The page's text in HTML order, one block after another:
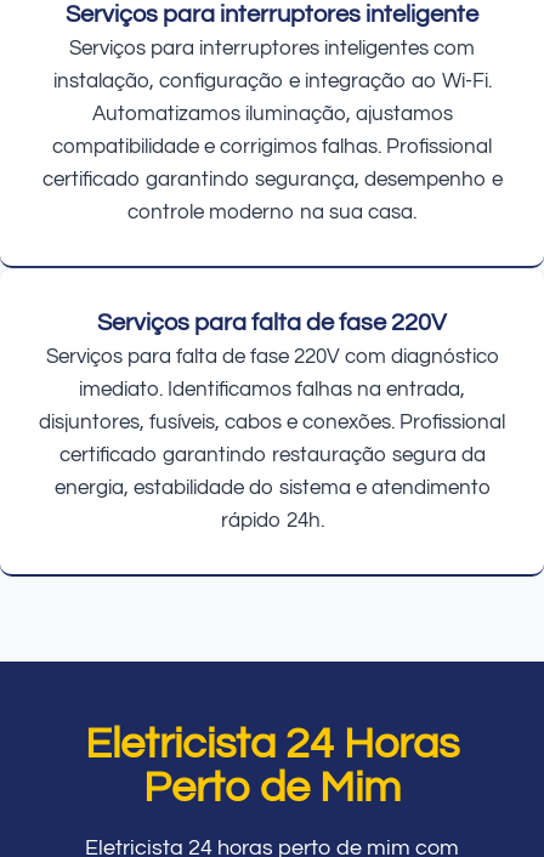
Serviços para interruptores inteligente
Serviços para interruptores inteligentes com
instalação, configuração e integração ao Wi-Fi.
Automatizamos iluminação, ajustamos
compatibilidade e corrigimos falhas. Profissional
certificado garantindo segurança, desempenho e
controle moderno na sua casa.
Serviços para falta de fase 220V
Serviços para falta de fase 220V com diagnóstico
imediato. Identificamos falhas na entrada,
disjuntores, fusíveis, cabos e conexões. Profissional
certificado garantindo restauração segura da
energia, estabilidade do sistema e atendimento
rápido 24h.
Eletricista 24 Horas
Perto de Mim
Eletricista 24 horas perto de mim com